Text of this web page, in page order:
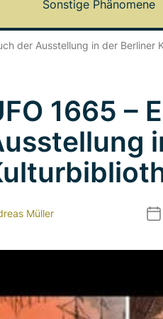
Sonstige Phänomene
der Ausstellung in der Berliner
1665 –
Müller